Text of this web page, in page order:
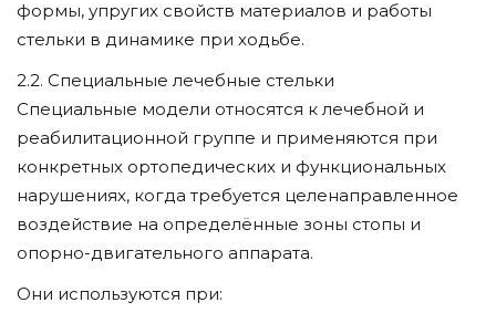
формы, упругих свойств материалов и работы
стельки в динамике при ходьбе.
2.2. Специальные лечебные стельки
Специальные модели относятся к лечебной и
реабилитационной группе и применяются при
конкретных ортопедических и функциональных
нарушениях, когда требуется целенаправленное
воздействие на определённые зоны стопы и
опорно-двигательного аппарата.
Они используются при: